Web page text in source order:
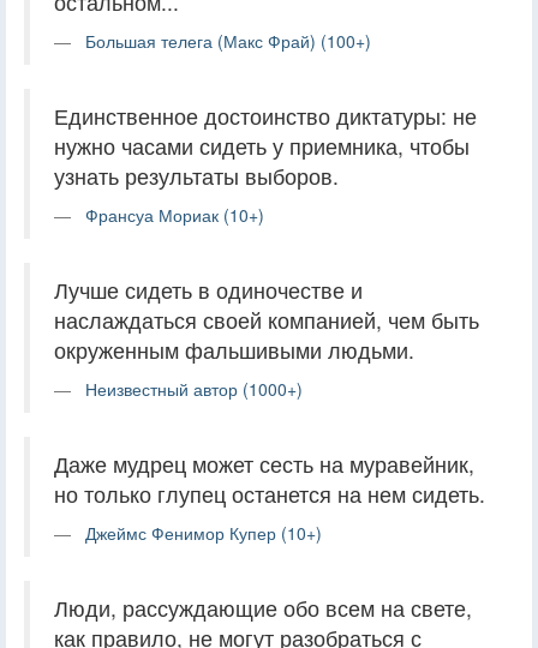
Большая телега (Макс Фрай) (100+)
Единственное достоинство диктатуры: не
нужно часами сидеть у приемника, чтобы
узнать результаты выборов.
Франсуа Мориак (10+)
Лучше сидеть в одиночестве и
наслаждаться своей компанией, чем быть
окруженным фальшивыми людьми.
Неизвестный автор (1000+)
Даже мудрец может сесть на муравейник,
но только глупец останется на нем сидеть.
Джеймс Фенимор Купер (10+)
Люди, рассуждающие обо всем на свете,
как правило, не могут разобраться с